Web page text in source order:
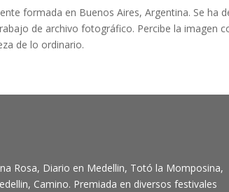
formada en Buenos Aires, Argentina. Se ha
de archivo fotográfico. Percibe la imagen
de lo ordinario.
Rosa, Diario en Medellin, Totó la Momposina,
Camino. Premiada en diversos festivales